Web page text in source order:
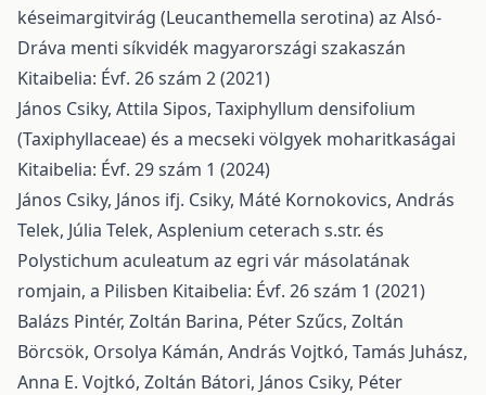
késeimargitvirág (Leucanthemella serotina) az Alsó-
Dráva menti síkvidék magyarországi szakaszán
Kitaibelia: Évf. 26 szám 2 (2021)
János Csiky, Attila Sipos, Taxiphyllum densifolium
(Taxiphyllaceae) és a mecseki völgyek moharitkaságai
Kitaibelia: Évf. 29 szám 1 (2024)
János Csiky, János ifj. Csiky, Máté Kornokovics, András
Telek, Júlia Telek, Asplenium ceterach s.str. és
Polystichum aculeatum az egri vár másolatának
romjain, a Pilisben Kitaibelia: Évf. 26 szám 1 (2021)
Balázs Pintér, Zoltán Barina, Péter Szűcs, Zoltán
Börcsök, Orsolya Kámán, András Vojtkó, Tamás Juhász,
Anna E. Vojtkó, Zoltán Bátori, János Csiky, Péter